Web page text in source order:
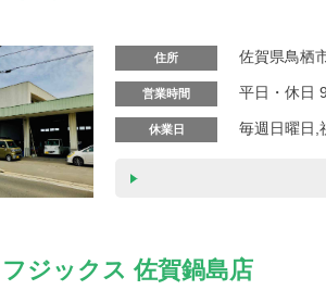
住所 佐賀県鳥栖
営業時間 平日・休日
休業日 毎週日曜日,
フジックス 佐賀鍋島店